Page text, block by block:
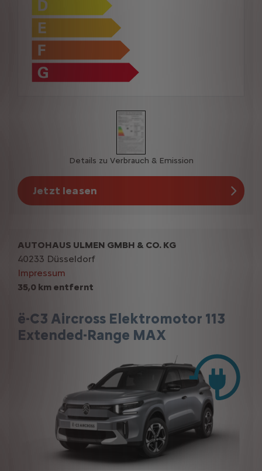
Details zu Verbrauch & Emission
Jetzt leasen
35,0 km entfernt
ë-C3 Aircross Elektromotor 113
Extended-Range MAX
AUTOHAUS ULMEN GMBH & CO. KG
40233 Düsseldorf
Impressum